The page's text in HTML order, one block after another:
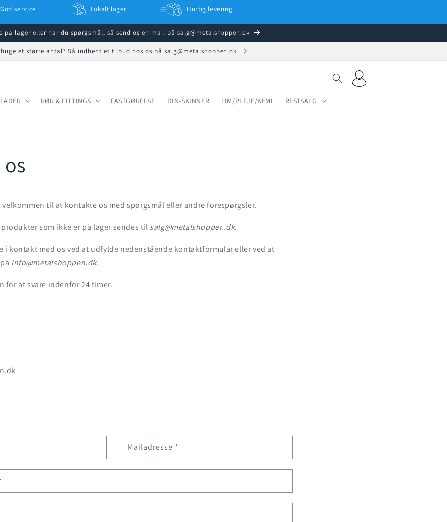
God service Lokalt lager Hurtig levering
på lager eller har du spørgsmål, så send os en mail på salg@metalshoppen.dk
et større antal? Så indhent et tilbud hos os på salg@metalshoppen.dk
RØR & FITTINGS FASTGØRELSE DIN-SKINNER LIM/PLEJE/KEMI RESTSALG
Log
ind
Indkøbskurv
til at kontakte os med spørgsmål eller andre forespørgsler.
som ikke er på lager sendes til salg@metalshoppen.dk.
i kontakt med os ved at udfylde nedenstående kontaktformular eller ved at
info@metalshoppen.dk.
for at svare indenfor 24 timer.
Mailadresse *